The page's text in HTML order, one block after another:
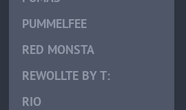
PUMMELFEE
RED MONSTA
REWOLLTE BY T:
RIO